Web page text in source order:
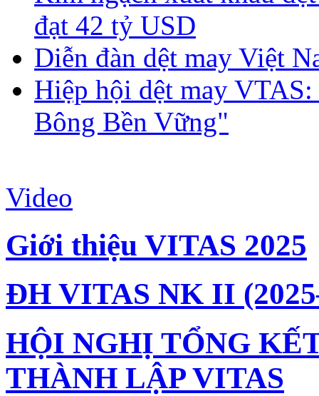
đạt 42 tỷ USD
Diễn đàn dệt may Việt
Hiệp hội dệt may
Bông Bền Vững"
Video
Giới thiệu VITAS 2025
ĐH VITAS NK II
HỘI NGHỊ TỔNG
THÀNH LẬP VITAS